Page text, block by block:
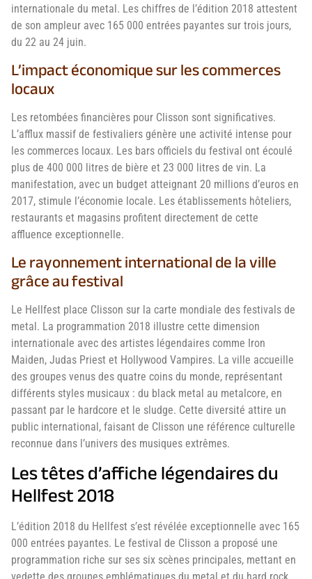
internationale du metal. Les chiffres de l’édition 2018 attestent
de son ampleur avec 165 000 entrées payantes sur trois jours,
du 22 au 24 juin.
L’impact économique sur les commerces
locaux
Les retombées financières pour Clisson sont significatives.
L’afflux massif de festivaliers génère une activité intense pour
les commerces locaux. Les bars officiels du festival ont écoulé
plus de 400 000 litres de bière et 23 000 litres de vin. La
manifestation, avec un budget atteignant 20 millions d’euros en
2017, stimule l’économie locale. Les établissements hôteliers,
restaurants et magasins profitent directement de cette
affluence exceptionnelle.
Le rayonnement international de la ville
grâce au festival
Le Hellfest place Clisson sur la carte mondiale des festivals de
metal. La programmation 2018 illustre cette dimension
internationale avec des artistes légendaires comme Iron
Maiden, Judas Priest et Hollywood Vampires. La ville accueille
des groupes venus des quatre coins du monde, représentant
différents styles musicaux : du black metal au metalcore, en
passant par le hardcore et le sludge. Cette diversité attire un
public international, faisant de Clisson une référence culturelle
reconnue dans l’univers des musiques extrêmes.
Les têtes d’affiche légendaires du
Hellfest 2018
L’édition 2018 du Hellfest s’est révélée exceptionnelle avec 165
000 entrées payantes. Le festival de Clisson a proposé une
programmation riche sur ses six scènes principales, mettant en